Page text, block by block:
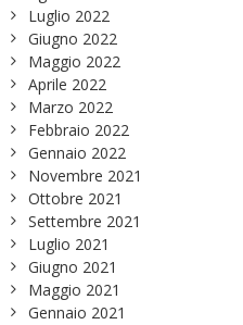
Luglio 2022
Giugno 2022
Maggio 2022
Aprile 2022
Marzo 2022
Febbraio 2022
Gennaio 2022
Novembre 2021
Ottobre 2021
Settembre 2021
Luglio 2021
Giugno 2021
Maggio 2021
Gennaio 2021